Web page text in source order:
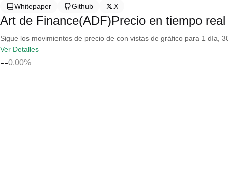
Whitepaper
Github X
Art de Finance(ADF)Precio en tiempo real
Sigue los movimientos de precio de con vistas de gráfico para 1 día,
Ver Detalles
--0.00%